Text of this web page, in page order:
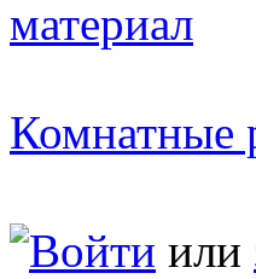
Комнатные
Войти или